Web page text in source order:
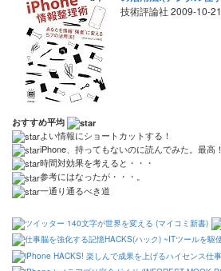
技術評論社 2009-10-21
おすすめ平均
よい情報にショートカットする！
iPhone、持ってもないのに読んでみた。最高！
時間対効果を考えると・・・
参考にはなったが・・・。
一通り通るべき道